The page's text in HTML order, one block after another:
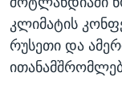
კლიმატის
რუსეთი და